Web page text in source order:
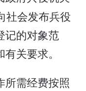
社会发布兵役
记的对象范
关要求。
所需经费按照